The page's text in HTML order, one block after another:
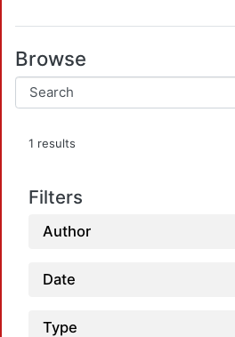
Browse
1 results
Filters
Author
Date
Type